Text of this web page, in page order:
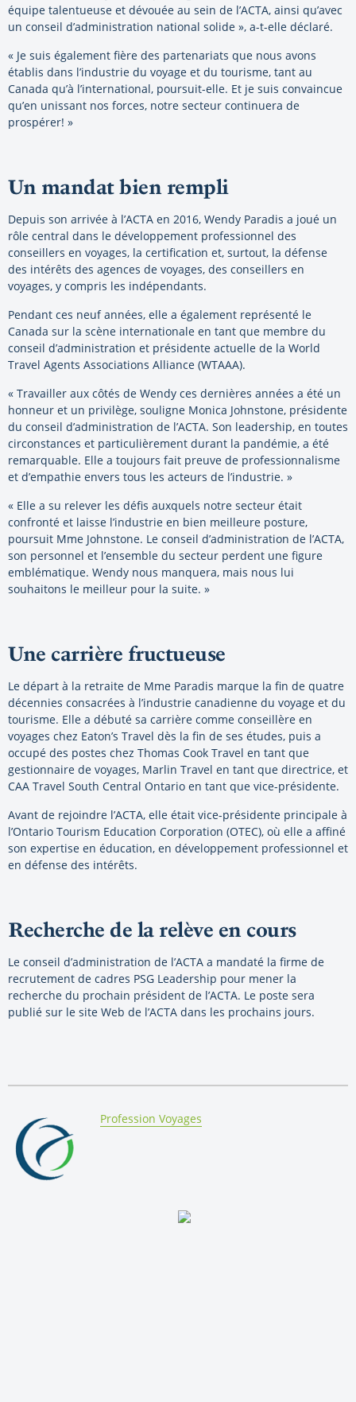
équipe talentueuse et dévouée au sein de l’ACTA, ainsi qu’avec
un conseil d’administration national solide », a-t-elle déclaré.
« Je suis également fière des partenariats que nous avons
établis dans l’industrie du voyage et du tourisme, tant au
Canada qu’à l’international, poursuit-elle. Et je suis convaincue
qu’en unissant nos forces, notre secteur continuera de
prospérer! »
Un mandat bien rempli
Depuis son arrivée à l’ACTA en 2016, Wendy Paradis a joué un
rôle central dans le développement professionnel des
conseillers en voyages, la certification et, surtout, la défense
des intérêts des agences de voyages, des conseillers en
voyages, y compris les indépendants.
Pendant ces neuf années, elle a également représenté le
Canada sur la scène internationale en tant que membre du
conseil d’administration et présidente actuelle de la World
Travel Agents Associations Alliance (WTAAA).
« Travailler aux côtés de Wendy ces dernières années a été un
honneur et un privilège, souligne Monica Johnstone, présidente
du conseil d’administration de l’ACTA. Son leadership, en toutes
circonstances et particulièrement durant la pandémie, a été
remarquable. Elle a toujours fait preuve de professionnalisme
et d’empathie envers tous les acteurs de l’industrie. »
« Elle a su relever les défis auxquels notre secteur était
confronté et laisse l’industrie en bien meilleure posture,
poursuit Mme Johnstone. Le conseil d’administration de l’ACTA,
son personnel et l’ensemble du secteur perdent une figure
emblématique. Wendy nous manquera, mais nous lui
souhaitons le meilleur pour la suite. »
Une carrière fructueuse
Le départ à la retraite de Mme Paradis marque la fin de quatre
décennies consacrées à l’industrie canadienne du voyage et du
tourisme. Elle a débuté sa carrière comme conseillère en
voyages chez Eaton’s Travel dès la fin de ses études, puis a
occupé des postes chez Thomas Cook Travel en tant que
gestionnaire de voyages, Marlin Travel en tant que directrice, et
CAA Travel South Central Ontario en tant que vice-présidente.
Avant de rejoindre l’ACTA, elle était vice-présidente principale à
l’Ontario Tourism Education Corporation (OTEC), où elle a affiné
son expertise en éducation, en développement professionnel et
en défense des intérêts.
Recherche de la relève en cours
Le conseil d’administration de l’ACTA a mandaté la firme de
recrutement de cadres PSG Leadership pour mener la
recherche du prochain président de l’ACTA. Le poste sera
publié sur le site Web de l’ACTA dans les prochains jours.
By:
Profession Voyages